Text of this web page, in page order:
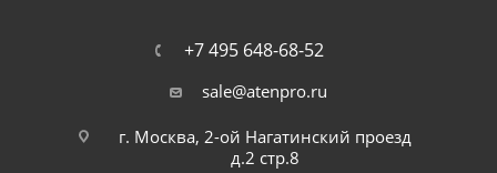
+7 495 648-68-52
sale@atenpro.ru
г. Москва, 2-ой Нагатинский проезд
д.2 стр.8